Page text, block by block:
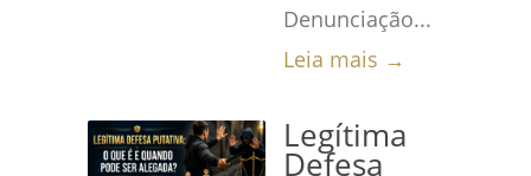
Denunciação...
Leia mais →
Legítima
Defesa